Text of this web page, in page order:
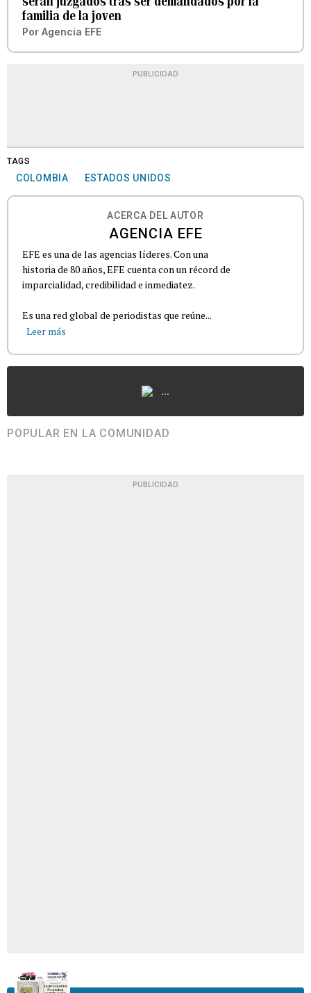
familia de la joven
Por Agencia EFE
PUBLICIDAD
TAGS
COLOMBIA ESTADOS UNIDOS
ACERCA DEL AUTOR
AGENCIA EFE
EFE es una de las agencias líderes. Con una
historia de 80 años, EFE cuenta con un récord de
imparcialidad, credibilidad e inmediatez.
Es una red global de periodistas que reúne...
Leer más
...
POPULAR EN LA COMUNIDAD
PUBLICIDAD